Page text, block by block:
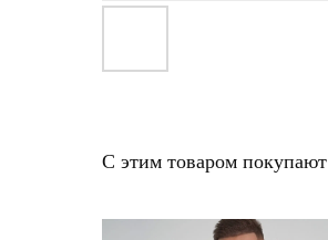
С этим товаром покупают